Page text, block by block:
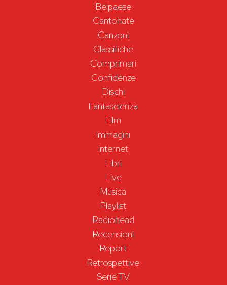
Belpaese
Cantonate
Canzoni
Classifiche
Comprimari
Confidenze
Dischi
Fantascienza
Film
Immagini
Internet
Libri
Live
Musica
Playlist
Radiohead
Recensioni
Report
Retrospettive
Serie TV